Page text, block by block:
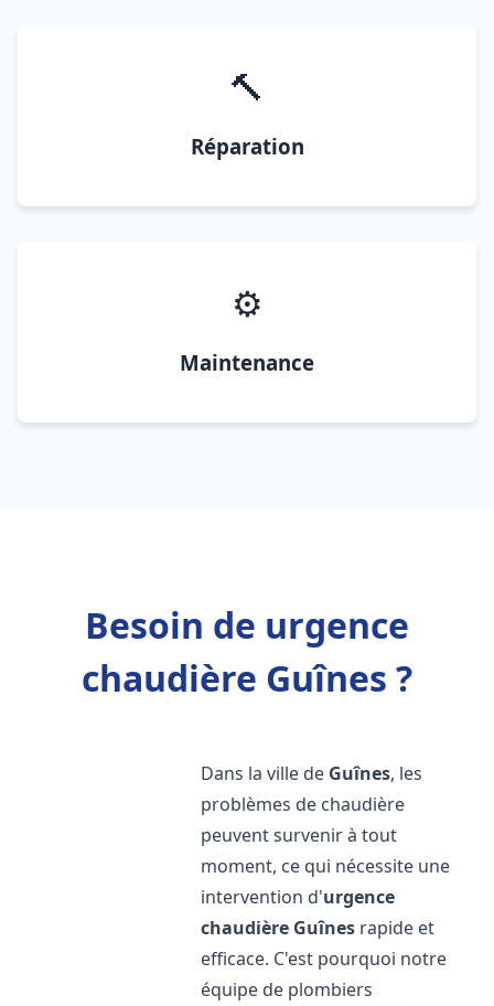
🔨
Réparation
⚙️
Maintenance
Besoin de urgence
chaudière Guînes ?
Dans la ville de Guînes, les
problèmes de chaudière
peuvent survenir à tout
moment, ce qui nécessite une
intervention d'urgence
chaudière Guînes rapide et
efficace. C'est pourquoi notre
équipe de plombiers